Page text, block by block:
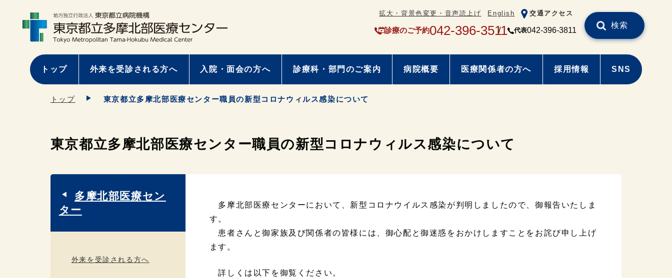
拡大・背景色変更・音声読上げ English 交通アクセス
診療のご予約042-396-3511 代表042-396-3811
検索
トップ 外来を受診される方へ 入院・面会の方へ 診療科・部門のご案内 病院概要 医療関係者の方へ 採用情報 SNS
トップ 東京都立多摩北部医療センター職員の新型コロナウィルス感染について
東京都立多摩北部医療センター職員の新型コロナウィルス感染について
多摩北部医療センターにおいて、新型コロナウイルス感染が判明しましたので、御報告いたしま
す。
患者さんと御家族及び関係者の皆様には、御心配と御迷惑をおかけしますことをお詫び申し上げ
ます。
詳しくは以下を御覧ください。
多摩北部医療セン
ター
外来を受診される方へ